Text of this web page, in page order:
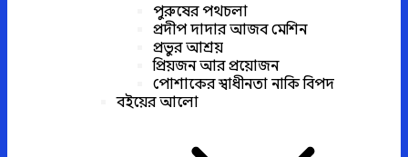
পুরুষের পথচলা
প্রদীপ দাদার আজব মেশিন
প্রভুর আশ্রয়
প্রিয়জন আর প্রয়োজন
পোশাকের স্বাধীনতা নাকি বিপদ
বইয়ের আলো